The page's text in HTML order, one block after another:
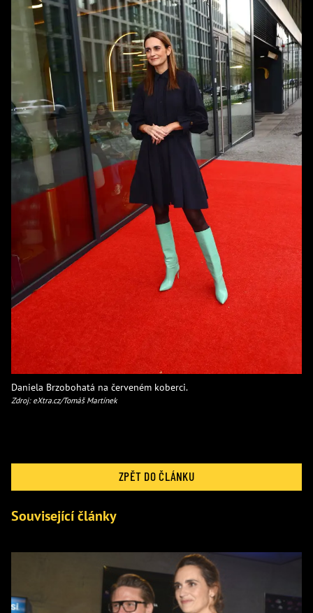
Daniela Brzobohatá na červeném koberci.
Zdroj: eXtra.cz/Tomáš Martínek
ZPĚT DO ČLÁNKU
Související články